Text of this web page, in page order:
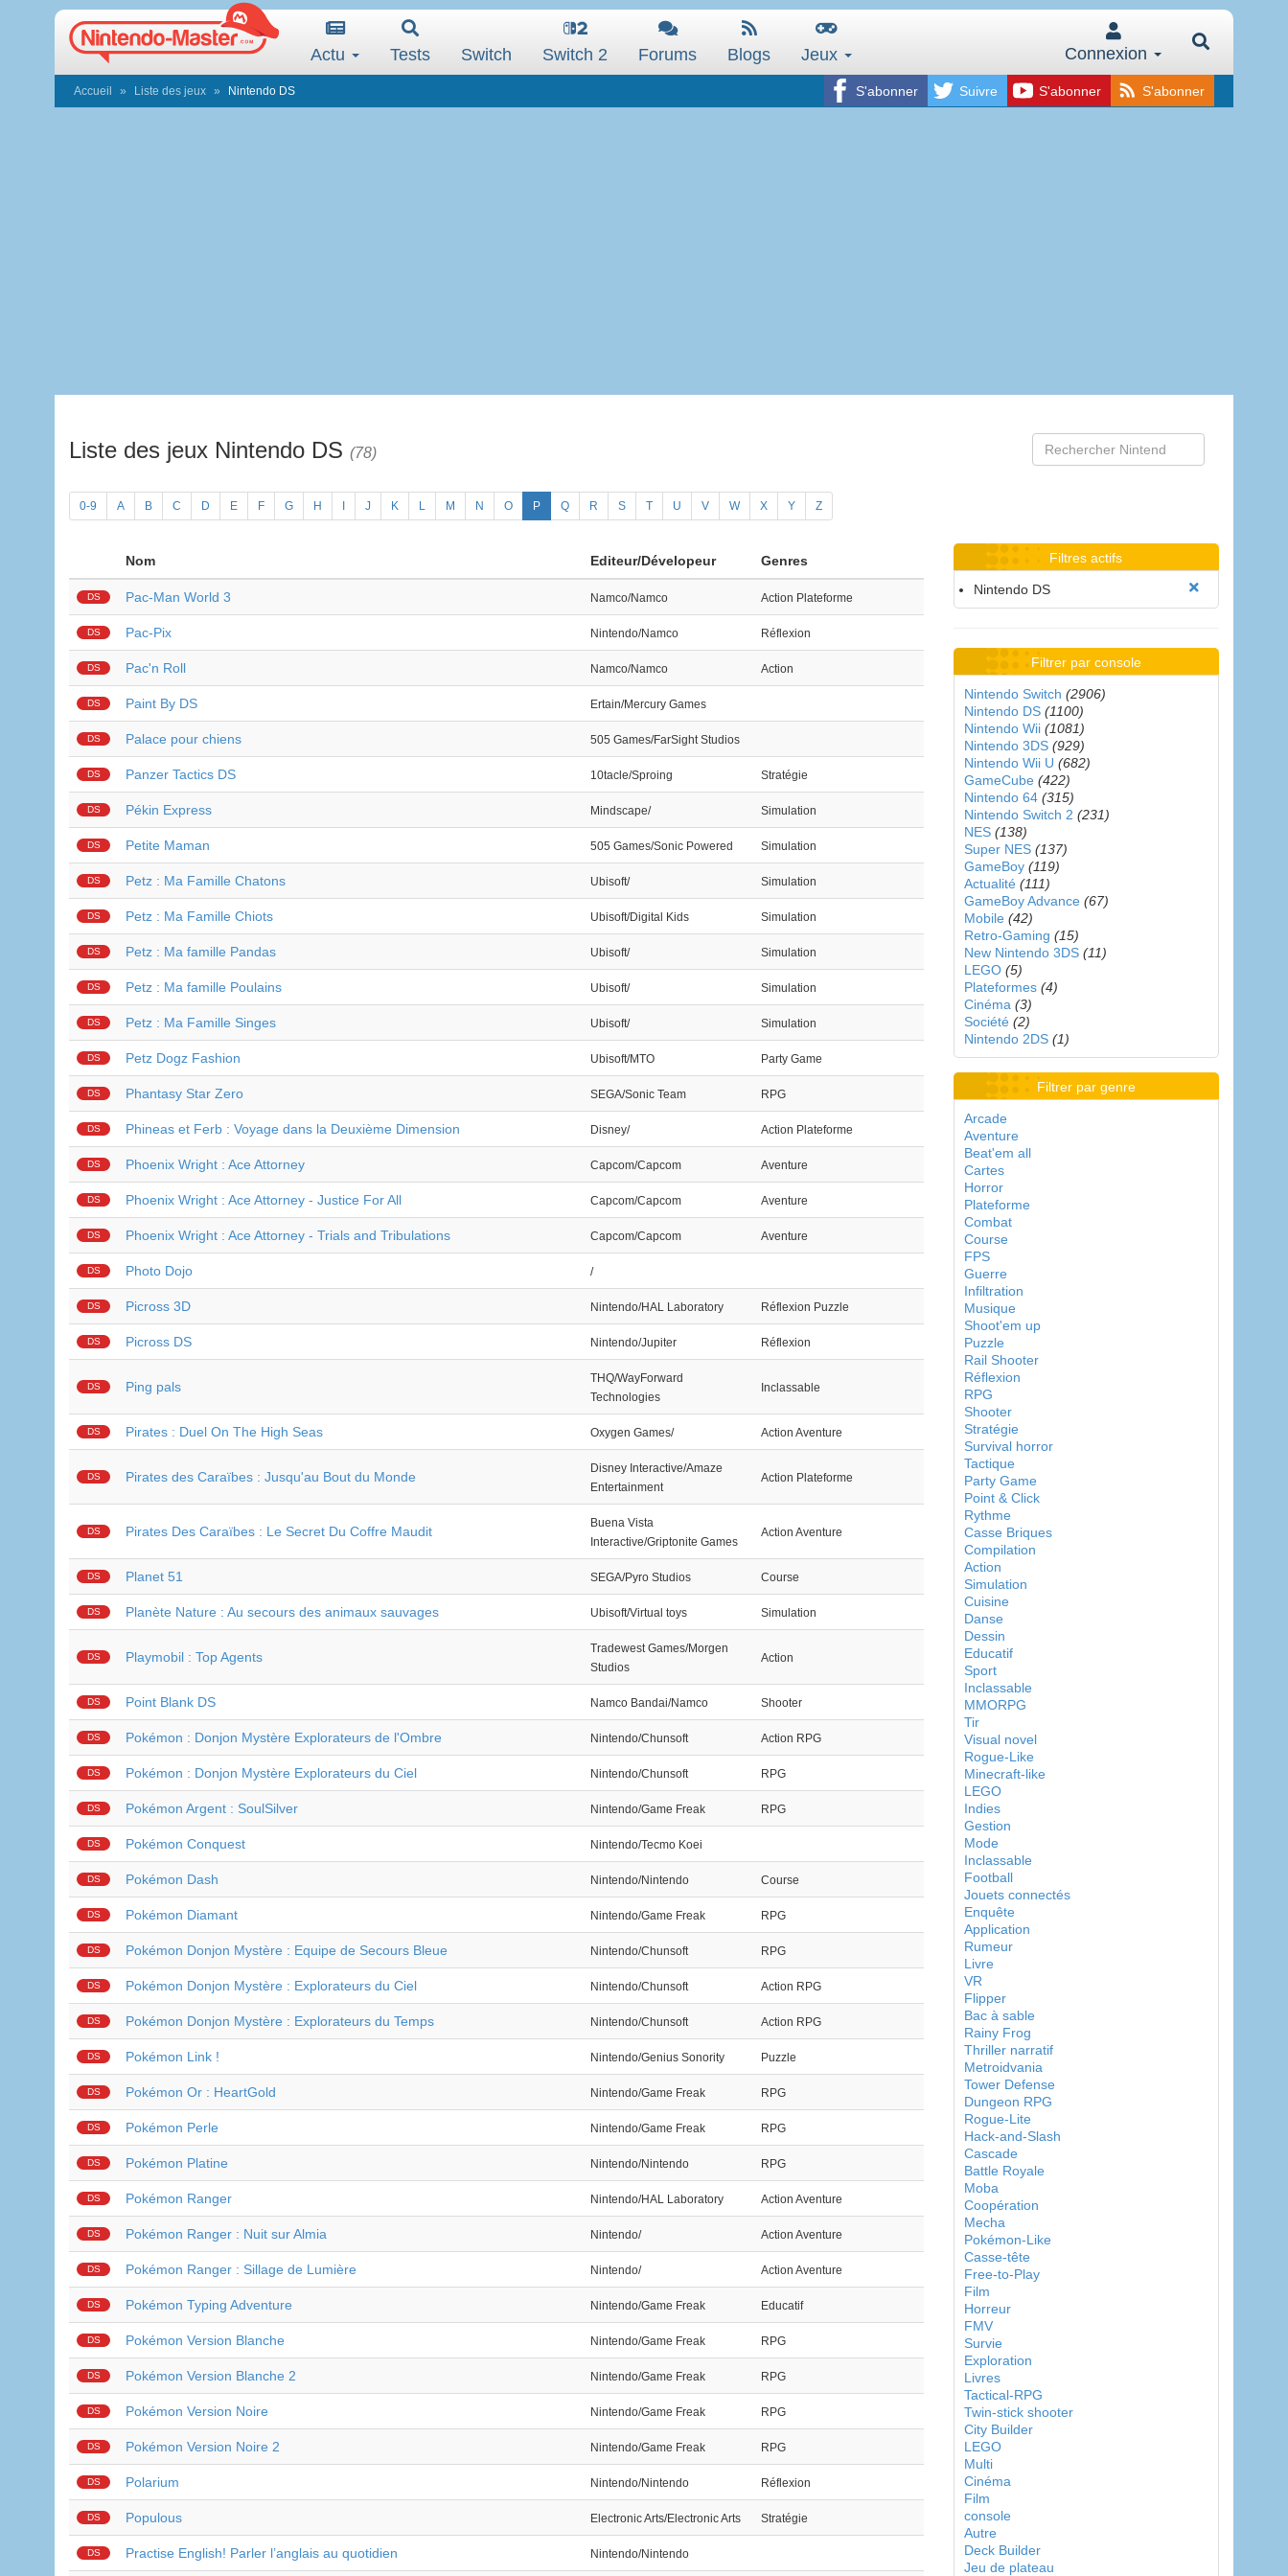
Actu Tests Switch Switch 2 Forums Blogs Jeux Connexion
S'abonner Suivre S'abonner S'abonner
Accueil Liste des jeux Nintendo DS
Liste des jeux Nintendo DS (78)
0-9 A B C D E F G H J K L M N O P Q R S T U V W X Y Z
Nom Editeur/Dévelopeur Genres
DS Pac-Man World 3 Namco/Namco Action Plateforme
DS Pac-Pix Nintendo/Namco Réflexion
DS Pac'n Roll Namco/Namco Action
DS Paint By DS Ertain/Mercury Games
DS Palace pour chiens 505 Games/FarSight Studios
DS Panzer Tactics DS 10tacle/Sproing Stratégie
DS Pékin Express Mindscape/ Simulation
DS Petite Maman 505 Games/Sonic Powered Simulation
DS Petz : Ma Famille Chatons Ubisoft/ Simulation
DS Petz : Ma Famille Chiots Ubisoft/Digital Kids Simulation
DS Petz : Ma famille Pandas Ubisoft/ Simulation
DS Petz : Ma famille Poulains Ubisoft/ Simulation
DS Petz : Ma Famille Singes Ubisoft/ Simulation
DS Petz Dogz Fashion Ubisoft/MTO Party Game
DS Phantasy Star Zero SEGA/Sonic Team RPG
DS Phineas et Ferb : Voyage dans la Deuxième Dimension Disney/ Action Plateforme
DS Phoenix Wright : Ace Attorney Capcom/Capcom Aventure
DS Phoenix Wright : Ace Attorney - Justice For All Capcom/Capcom Aventure
DS Phoenix Wright : Ace Attorney - Trials and Tribulations Capcom/Capcom Aventure
DS Photo Dojo /
DS Picross 3D Nintendo/HAL Laboratory Réflexion Puzzle
DS Picross DS Nintendo/Jupiter Réflexion
DS Ping pals
THQ/WayForward
Technologies
Inclassable
DS Pirates : Duel On The High Seas Oxygen Games/ Action Aventure
DS Pirates des Caraïbes : Jusqu'au Bout du Monde
Disney Interactive/Amaze
Entertainment
Action Plateforme
DS Pirates Des Caraïbes : Le Secret Du Coffre Maudit
Buena Vista
Interactive/Griptonite Games
Action Aventure
DS Planet 51 SEGA/Pyro Studios Course
DS Planète Nature : Au secours des animaux sauvages Ubisoft/Virtual toys Simulation
DS Playmobil : Top Agents
Tradewest Games/Morgen
Studios
Action
DS Point Blank DS Namco Bandai/Namco Shooter
DS Pokémon : Donjon Mystère Explorateurs de l'Ombre Nintendo/Chunsoft Action RPG
DS Pokémon : Donjon Mystère Explorateurs du Ciel Nintendo/Chunsoft RPG
DS Pokémon Argent : SoulSilver Nintendo/Game Freak RPG
DS Pokémon Conquest Nintendo/Tecmo Koei
DS Pokémon Dash Nintendo/Nintendo Course
DS Pokémon Diamant Nintendo/Game Freak RPG
DS Pokémon Donjon Mystère : Equipe de Secours Bleue Nintendo/Chunsoft RPG
DS Pokémon Donjon Mystère : Explorateurs du Ciel Nintendo/Chunsoft Action RPG
DS Pokémon Donjon Mystère : Explorateurs du Temps Nintendo/Chunsoft Action RPG
DS Pokémon Link ! Nintendo/Genius Sonority Puzzle
DS Pokémon Or : HeartGold Nintendo/Game Freak RPG
DS Pokémon Perle Nintendo/Game Freak RPG
DS Pokémon Platine Nintendo/Nintendo RPG
DS Pokémon Ranger Nintendo/HAL Laboratory Action Aventure
DS Pokémon Ranger : Nuit sur Almia Nintendo/ Action Aventure
DS Pokémon Ranger : Sillage de Lumière Nintendo/ Action Aventure
DS Pokémon Typing Adventure Nintendo/Game Freak Educatif
DS Pokémon Version Blanche Nintendo/Game Freak RPG
DS Pokémon Version Blanche 2 Nintendo/Game Freak RPG
DS Pokémon Version Noire Nintendo/Game Freak RPG
DS Pokémon Version Noire 2 Nintendo/Game Freak RPG
DS Polarium Nintendo/Nintendo Réflexion
DS Populous Electronic Arts/Electronic Arts Stratégie
DS Practise English! Parler l’anglais au quotidien Nintendo/Nintendo
Filtres actifs
Nintendo DS
Filtrer par console
Nintendo Switch (2906)
Nintendo DS (1100)
Nintendo Wii (1081)
Nintendo 3DS (929)
Nintendo Wii U (682)
GameCube (422)
Nintendo 64 (315)
Nintendo Switch 2 (231)
NES (138)
Super NES (137)
GameBoy (119)
Actualité (111)
GameBoy Advance (67)
Mobile (42)
Retro-Gaming (15)
New Nintendo 3DS (11)
LEGO (5)
Plateformes (4)
Cinéma (3)
Société (2)
Nintendo 2DS (1)
Filtrer par genre
Arcade
Aventure
Beat'em all
Cartes
Horror
Plateforme
Combat
Course
FPS
Guerre
Infiltration
Musique
Shoot'em up
Puzzle
Rail Shooter
Réflexion
RPG
Shooter
Stratégie
Survival horror
Tactique
Party Game
Point & Click
Rythme
Casse Briques
Compilation
Action
Simulation
Cuisine
Danse
Dessin
Educatif
Sport
Inclassable
MMORPG
Tir
Visual novel
Rogue-Like
Minecraft-like
LEGO
Indies
Gestion
Mode
Inclassable
Football
Jouets connectés
Enquête
Application
Rumeur
Livre
VR
Flipper
Bac à sable
Rainy Frog
Thriller narratif
Metroidvania
Tower Defense
Dungeon RPG
Rogue-Lite
Hack-and-Slash
Cascade
Battle Royale
Moba
Coopération
Mecha
Pokémon-Like
Casse-tête
Free-to-Play
Film
Horreur
FMV
Survie
Exploration
Livres
Tactical-RPG
Twin-stick shooter
City Builder
LEGO
Multi
Cinéma
Film
console
Autre
Deck Builder
Jeu de plateau